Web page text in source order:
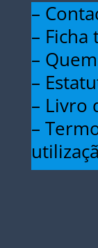
–
– Ficha
–
–
– Livro
–